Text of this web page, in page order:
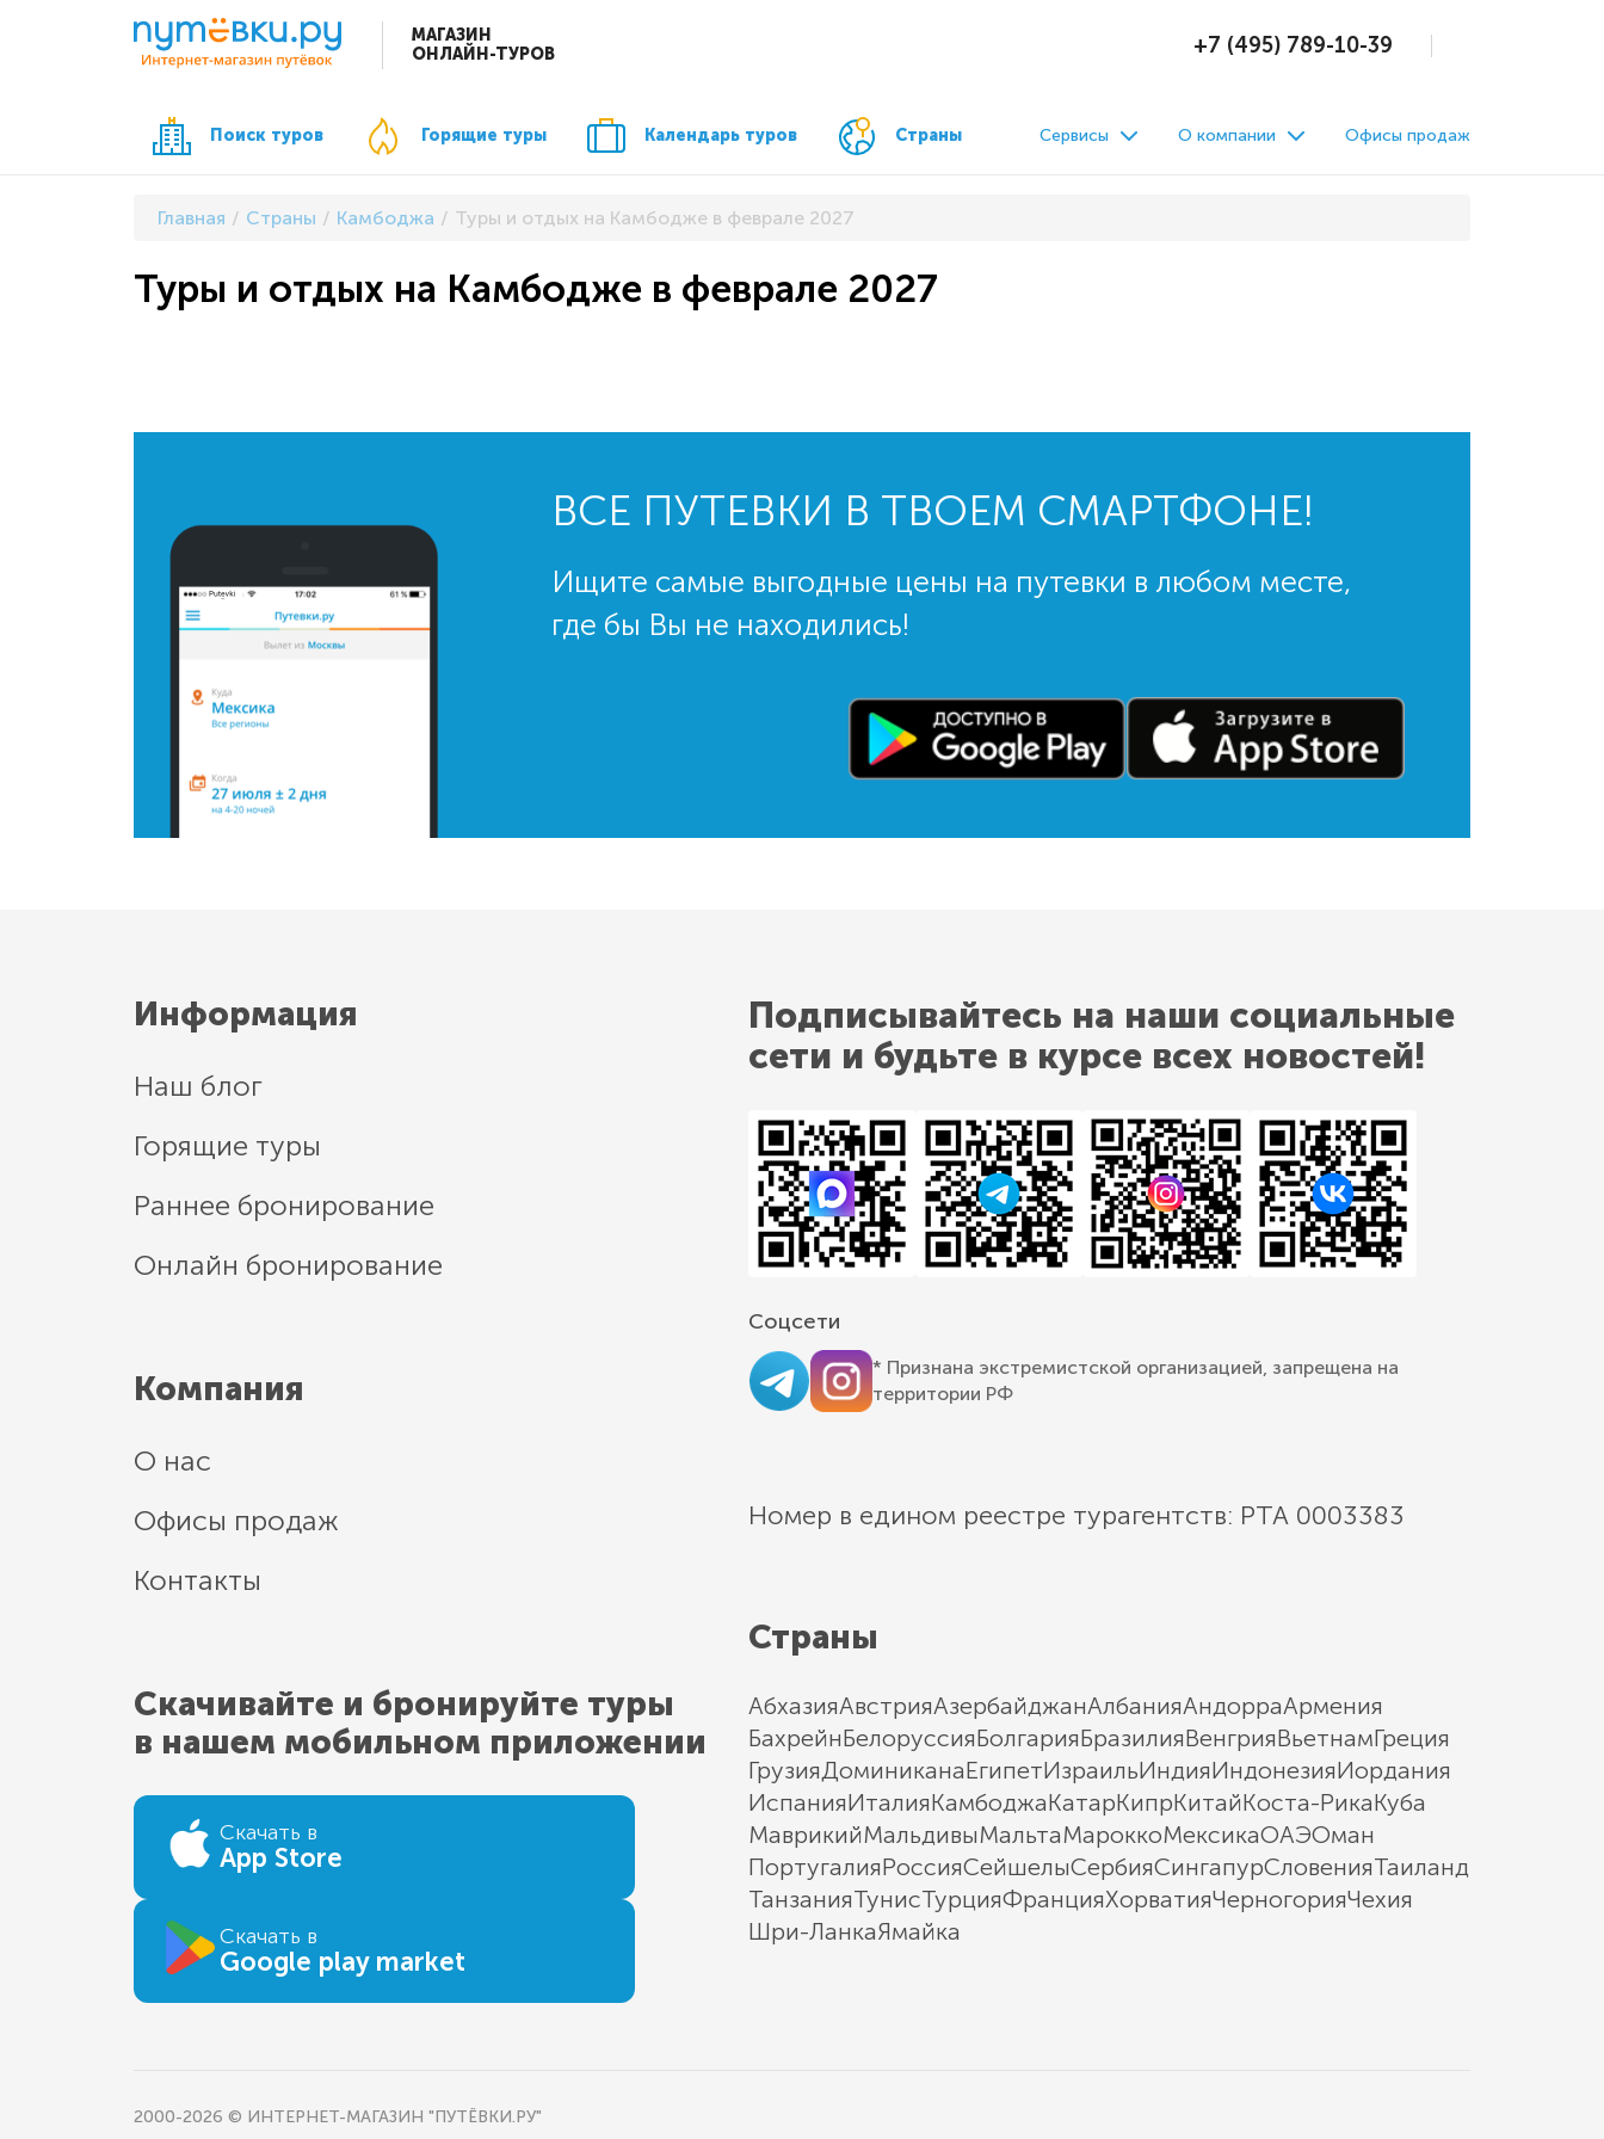
МАГАЗИН
ОНЛАЙН-ТУРОВ
+7 (495) 789-10-39
Поиск туров Горящие туры Календарь туров Страны Сервисы О компании Офисы продаж
Главная Страны Камбоджа Туры и отдых на Камбодже в феврале 2027
Туры и отдых на Камбодже в феврале 2027
ВСЕ ПУТЕВКИ В ТВОЕМ СМАРТФОНЕ!
Ищите самые выгодные цены на путевки в любом месте,
где бы Вы не находились!
Информация
Наш блог
Горящие туры
Раннее бронирование
Онлайн бронирование
Компания
О нас
Офисы продаж
Контакты
Скачивайте и бронируйте туры
в нашем мобильном приложении
Скачать в
App Store
Скачать в
Google play market
Подписывайтесь на наши социальные
сети и будьте в курсе всех новостей!
Соцсети
* Признана экстремистской организацией, запрещена на
территории РФ
Номер в едином реестре турагентств: РТА 0003383
Страны
АбхазияАвстрияАзербайджанАлбанияАндорраАрмения
БахрейнБелоруссияБолгарияБразилияВенгрияВьетнамГреция
ГрузияДоминиканаЕгипетИзраильИндияИндонезияИордания
ИспанияИталияКамбоджаКатарКипрКитайКоста-РикаКуба
МаврикийМальдивыМальтаМароккоМексикаОАЭОман
ПортугалияРоссияСейшелыСербияСингапурСловенияТаиланд
ТанзанияТунисТурцияФранцияХорватияЧерногорияЧехия
Шри-ЛанкаЯмайка
2000-2026 © ИНТЕРНЕТ-МАГАЗИН "ПУТЁВКИ.РУ"